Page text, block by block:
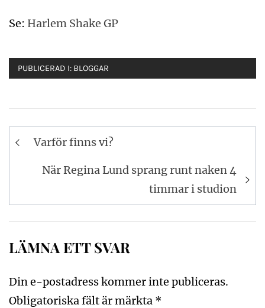
Se: Harlem Shake GP
PUBLICERAD I: BLOGGAR
Inläggsnavigering
Varför finns vi?
När Regina Lund sprang runt naken 4
timmar i studion
LÄMNA ETT SVAR
Din e-postadress kommer inte publiceras.
Obligatoriska fält är märkta *